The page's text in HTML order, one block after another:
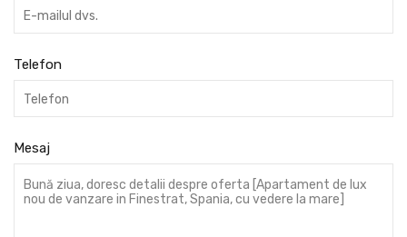
Telefon
Mesaj